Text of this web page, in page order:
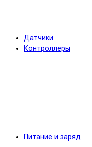
Датчики
Контроллеры
Питание и заряд